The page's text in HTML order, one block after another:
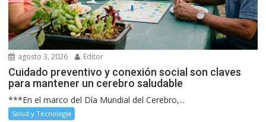
agosto 3, 2026 Editor
Cuidado preventivo y conexión social son claves
para mantener un cerebro saludable
***En el marco del Día Mundial del Cerebro,...
Salud y Tecnología